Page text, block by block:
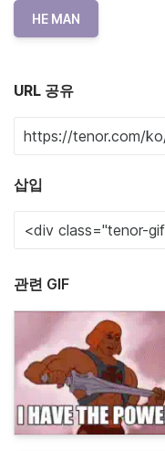
HE MAN
URL 공유
삽입
관련 GIF